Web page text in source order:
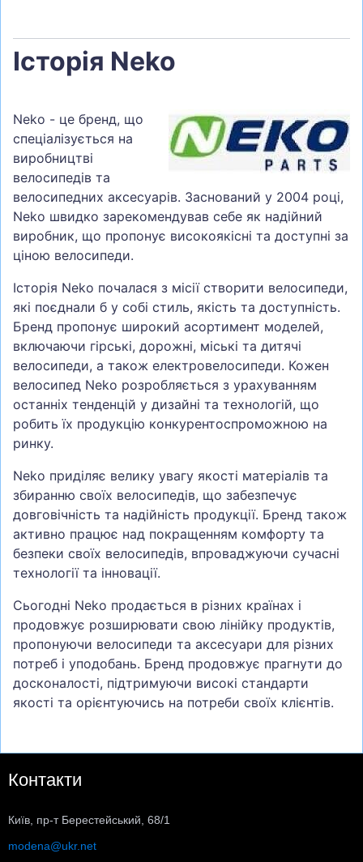
Історія Neko
Neko - це бренд, що
спеціалізується на
виробництві
велосипедів та
велосипедних аксесуарів. Заснований у 2004 році,
Neko швидко зарекомендував себе як надійний
виробник, що пропонує високоякісні та доступні за
ціною велосипеди.
Історія Neko почалася з місії створити велосипеди,
які поєднали б у собі стиль, якість та доступність.
Бренд пропонує широкий асортимент моделей,
включаючи гірські, дорожні, міські та дитячі
велосипеди, а також електровелосипеди. Кожен
велосипед Neko розробляється з урахуванням
останніх тенденцій у дизайні та технологій, що
робить їх продукцію конкурентоспроможною на
ринку.
Neko приділяє велику увагу якості матеріалів та
збиранню своїх велосипедів, що забезпечує
довговічність та надійність продукції. Бренд також
активно працює над покращенням комфорту та
безпеки своїх велосипедів, впроваджуючи сучасні
технології та інновації.
Сьогодні Neko продається в різних країнах і
продовжує розширювати свою лінійку продуктів,
пропонуючи велосипеди та аксесуари для різних
потреб і уподобань. Бренд продовжує прагнути до
досконалості, підтримуючи високі стандарти
якості та орієнтуючись на потреби своїх клієнтів.
Контакти
Київ, пр-т Берестейський, 68/1
modena@ukr.net